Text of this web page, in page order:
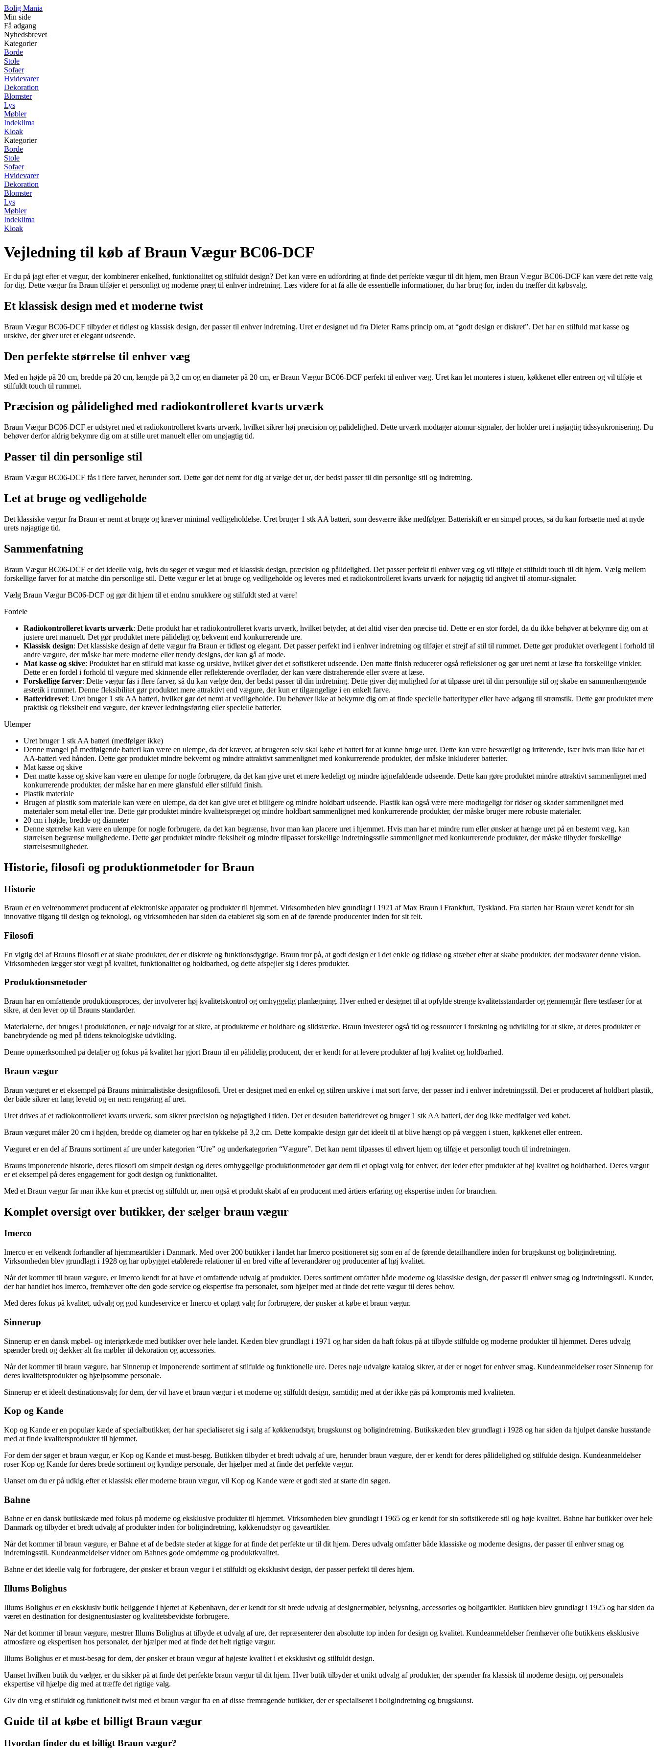
Bolig Mania
Min side
Få adgang
Nyhedsbrevet
Kategorier
Borde
Stole
Sofaer
Hvidevarer
Dekoration
Blomster
Lys
Møbler
Indeklima
Kloak
Kategorier
Borde
Stole
Sofaer
Hvidevarer
Dekoration
Blomster
Lys
Møbler
Indeklima
Kloak
Vejledning til køb af Braun Vægur BC06-DCF
Er du på jagt efter et vægur, der kombinerer enkelhed, funktionalitet og stilfuldt design? Det kan være en udfordring at finde det perfekte vægur til dit hjem, men Braun Vægur BC06-DCF kan være det rette valg
for dig. Dette vægur fra Braun tilføjer et personligt og moderne præg til enhver indretning. Læs videre for at få alle de essentielle informationer, du har brug for, inden du træffer dit købsvalg.
Et klassisk design med et moderne twist
Braun Vægur BC06-DCF tilbyder et tidløst og klassisk design, der passer til enhver indretning. Uret er designet ud fra Dieter Rams princip om, at “godt design er diskret”. Det har en stilfuld mat kasse og
urskive, der giver uret et elegant udseende.
Den perfekte størrelse til enhver væg
Med en højde på 20 cm, bredde på 20 cm, længde på 3,2 cm og en diameter på 20 cm, er Braun Vægur BC06-DCF perfekt til enhver væg. Uret kan let monteres i stuen, køkkenet eller entreen og vil tilføje et
stilfuldt touch til rummet.
Præcision og pålidelighed med radiokontrolleret kvarts urværk
Braun Vægur BC06-DCF er udstyret med et radiokontrolleret kvarts urværk, hvilket sikrer høj præcision og pålidelighed. Dette urværk modtager atomur-signaler, der holder uret i nøjagtig tidssynkronisering. Du
behøver derfor aldrig bekymre dig om at stille uret manuelt eller om unøjagtig tid.
Passer til din personlige stil
Braun Vægur BC06-DCF fås i flere farver, herunder sort. Dette gør det nemt for dig at vælge det ur, der bedst passer til din personlige stil og indretning.
Let at bruge og vedligeholde
Det klassiske vægur fra Braun er nemt at bruge og kræver minimal vedligeholdelse. Uret bruger 1 stk AA batteri, som desværre ikke medfølger. Batteriskift er en simpel proces, så du kan fortsætte med at nyde
urets nøjagtige tid.
Sammenfatning
Braun Vægur BC06-DCF er det ideelle valg, hvis du søger et vægur med et klassisk design, præcision og pålidelighed. Det passer perfekt til enhver væg og vil tilføje et stilfuldt touch til dit hjem. Vælg mellem
forskellige farver for at matche din personlige stil. Dette vægur er let at bruge og vedligeholde og leveres med et radiokontrolleret kvarts urværk for nøjagtig tid angivet til atomur-signaler.
Vælg Braun Vægur BC06-DCF og gør dit hjem til et endnu smukkere og stilfuldt sted at være!
Fordele
Radiokontrolleret kvarts urværk: Dette produkt har et radiokontrolleret kvarts urværk, hvilket betyder, at det altid viser den præcise tid. Dette er en stor fordel, da du ikke behøver at bekymre dig om at
justere uret manuelt. Det gør produktet mere pålideligt og bekvemt end konkurrerende ure.
Klassisk design: Det klassiske design af dette vægur fra Braun er tidløst og elegant. Det passer perfekt ind i enhver indretning og tilføjer et strejf af stil til rummet. Dette gør produktet overlegent i forhold til
andre vægure, der måske har mere moderne eller trendy designs, der kan gå af mode.
Mat kasse og skive: Produktet har en stilfuld mat kasse og urskive, hvilket giver det et sofistikeret udseende. Den matte finish reducerer også refleksioner og gør uret nemt at læse fra forskellige vinkler.
Dette er en fordel i forhold til vægure med skinnende eller reflekterende overflader, der kan være distraherende eller svære at læse.
Forskellige farver: Dette vægur fås i flere farver, så du kan vælge den, der bedst passer til din indretning. Dette giver dig mulighed for at tilpasse uret til din personlige stil og skabe en sammenhængende
æstetik i rummet. Denne fleksibilitet gør produktet mere attraktivt end vægure, der kun er tilgængelige i en enkelt farve.
Batteridrevet: Uret bruger 1 stk AA batteri, hvilket gør det nemt at vedligeholde. Du behøver ikke at bekymre dig om at finde specielle batterityper eller have adgang til strømstik. Dette gør produktet mere
praktisk og fleksibelt end vægure, der kræver ledningsføring eller specielle batterier.
Ulemper
Uret bruger 1 stk AA batteri (medfølger ikke)
Denne mangel på medfølgende batteri kan være en ulempe, da det kræver, at brugeren selv skal købe et batteri for at kunne bruge uret. Dette kan være besværligt og irriterende, især hvis man ikke har et
AA-batteri ved hånden. Dette gør produktet mindre bekvemt og mindre attraktivt sammenlignet med konkurrerende produkter, der måske inkluderer batterier.
Mat kasse og skive
Den matte kasse og skive kan være en ulempe for nogle forbrugere, da det kan give uret et mere kedeligt og mindre iøjnefaldende udseende. Dette kan gøre produktet mindre attraktivt sammenlignet med
konkurrerende produkter, der måske har en mere glansfuld eller stilfuld finish.
Plastik materiale
Brugen af plastik som materiale kan være en ulempe, da det kan give uret et billigere og mindre holdbart udseende. Plastik kan også være mere modtageligt for ridser og skader sammenlignet med
materialer som metal eller træ. Dette gør produktet mindre kvalitetspræget og mindre holdbart sammenlignet med konkurrerende produkter, der måske bruger mere robuste materialer.
20 cm i højde, bredde og diameter
Denne størrelse kan være en ulempe for nogle forbrugere, da det kan begrænse, hvor man kan placere uret i hjemmet. Hvis man har et mindre rum eller ønsker at hænge uret på en bestemt væg, kan
størrelsen begrænse mulighederne. Dette gør produktet mindre fleksibelt og mindre tilpasset forskellige indretningsstile sammenlignet med konkurrerende produkter, der måske tilbyder forskellige
størrelsesmuligheder.
Historie, filosofi og produktionmetoder for Braun
Historie
Braun er en velrenommeret producent af elektroniske apparater og produkter til hjemmet. Virksomheden blev grundlagt i 1921 af Max Braun i Frankfurt, Tyskland. Fra starten har Braun været kendt for sin
innovative tilgang til design og teknologi, og virksomheden har siden da etableret sig som en af de førende producenter inden for sit felt.
Filosofi
En vigtig del af Brauns filosofi er at skabe produkter, der er diskrete og funktionsdygtige. Braun tror på, at godt design er i det enkle og tidløse og stræber efter at skabe produkter, der modsvarer denne vision.
Virksomheden lægger stor vægt på kvalitet, funktionalitet og holdbarhed, og dette afspejler sig i deres produkter.
Produktionsmetoder
Braun har en omfattende produktionsproces, der involverer høj kvalitetskontrol og omhyggelig planlægning. Hver enhed er designet til at opfylde strenge kvalitetsstandarder og gennemgår flere testfaser for at
sikre, at den lever op til Brauns standarder.
Materialerne, der bruges i produktionen, er nøje udvalgt for at sikre, at produkterne er holdbare og slidstærke. Braun investerer også tid og ressourcer i forskning og udvikling for at sikre, at deres produkter er
banebrydende og med på tidens teknologiske udvikling.
Denne opmærksomhed på detaljer og fokus på kvalitet har gjort Braun til en pålidelig producent, der er kendt for at levere produkter af høj kvalitet og holdbarhed.
Braun vægur
Braun væguret er et eksempel på Brauns minimalistiske designfilosofi. Uret er designet med en enkel og stilren urskive i mat sort farve, der passer ind i enhver indretningsstil. Det er produceret af holdbart plastik,
der både sikrer en lang levetid og en nem rengøring af uret.
Uret drives af et radiokontrolleret kvarts urværk, som sikrer præcision og nøjagtighed i tiden. Det er desuden batteridrevet og bruger 1 stk AA batteri, der dog ikke medfølger ved købet.
Braun væguret måler 20 cm i højden, bredde og diameter og har en tykkelse på 3,2 cm. Dette kompakte design gør det ideelt til at blive hængt op på væggen i stuen, køkkenet eller entreen.
Væguret er en del af Brauns sortiment af ure under kategorien “Ure” og underkategorien “Vægure”. Det kan nemt tilpasses til ethvert hjem og tilføje et personligt touch til indretningen.
Brauns imponerende historie, deres filosofi om simpelt design og deres omhyggelige produktionmetoder gør dem til et oplagt valg for enhver, der leder efter produkter af høj kvalitet og holdbarhed. Deres vægur
er et eksempel på deres engagement for godt design og funktionalitet.
Med et Braun vægur får man ikke kun et præcist og stilfuldt ur, men også et produkt skabt af en producent med årtiers erfaring og ekspertise inden for branchen.
Komplet oversigt over butikker, der sælger braun vægur
Imerco
Imerco er en velkendt forhandler af hjemmeartikler i Danmark. Med over 200 butikker i landet har Imerco positioneret sig som en af de førende detailhandlere inden for brugskunst og boligindretning.
Virksomheden blev grundlagt i 1928 og har opbygget etablerede relationer til en bred vifte af leverandører og producenter af høj kvalitet.
Når det kommer til braun vægure, er Imerco kendt for at have et omfattende udvalg af produkter. Deres sortiment omfatter både moderne og klassiske design, der passer til enhver smag og indretningsstil. Kunder,
der har handlet hos Imerco, fremhæver ofte den gode service og ekspertise fra personalet, som hjælper med at finde det rette vægur til deres behov.
Med deres fokus på kvalitet, udvalg og god kundeservice er Imerco et oplagt valg for forbrugere, der ønsker at købe et braun vægur.
Sinnerup
Sinnerup er en dansk møbel- og interiørkæde med butikker over hele landet. Kæden blev grundlagt i 1971 og har siden da haft fokus på at tilbyde stilfulde og moderne produkter til hjemmet. Deres udvalg
spænder bredt og dækker alt fra møbler til dekoration og accessories.
Når det kommer til braun vægure, har Sinnerup et imponerende sortiment af stilfulde og funktionelle ure. Deres nøje udvalgte katalog sikrer, at der er noget for enhver smag. Kundeanmeldelser roser Sinnerup for
deres kvalitetsprodukter og hjælpsomme personale.
Sinnerup er et ideelt destinationsvalg for dem, der vil have et braun vægur i et moderne og stilfuldt design, samtidig med at der ikke gås på kompromis med kvaliteten.
Kop og Kande
Kop og Kande er en populær kæde af specialbutikker, der har specialiseret sig i salg af køkkenudstyr, brugskunst og boligindretning. Butikskæden blev grundlagt i 1928 og har siden da hjulpet danske husstande
med at finde kvalitetsprodukter til hjemmet.
For dem der søger et braun vægur, er Kop og Kande et must-besøg. Butikken tilbyder et bredt udvalg af ure, herunder braun vægure, der er kendt for deres pålidelighed og stilfulde design. Kundeanmeldelser
roser Kop og Kande for deres brede sortiment og kyndige personale, der hjælper med at finde det perfekte vægur.
Uanset om du er på udkig efter et klassisk eller moderne braun vægur, vil Kop og Kande være et godt sted at starte din søgen.
Bahne
Bahne er en dansk butikskæde med fokus på moderne og eksklusive produkter til hjemmet. Virksomheden blev grundlagt i 1965 og er kendt for sin sofistikerede stil og høje kvalitet. Bahne har butikker over hele
Danmark og tilbyder et bredt udvalg af produkter inden for boligindretning, køkkenudstyr og gaveartikler.
Når det kommer til braun vægure, er Bahne et af de bedste steder at kigge for at finde det perfekte ur til dit hjem. Deres udvalg omfatter både klassiske og moderne designs, der passer til enhver smag og
indretningsstil. Kundeanmeldelser vidner om Bahnes gode omdømme og produktkvalitet.
Bahne er det ideelle valg for forbrugere, der ønsker et braun vægur i et stilfuldt og eksklusivt design, der passer perfekt til deres hjem.
Illums Bolighus
Illums Bolighus er en eksklusiv butik beliggende i hjertet af København, der er kendt for sit brede udvalg af designermøbler, belysning, accessories og boligartikler. Butikken blev grundlagt i 1925 og har siden da
været en destination for designentusiaster og kvalitetsbevidste forbrugere.
Når det kommer til braun vægure, mestrer Illums Bolighus at tilbyde et udvalg af ure, der repræsenterer den absolutte top inden for design og kvalitet. Kundeanmeldelser fremhæver ofte butikkens eksklusive
atmosfære og ekspertisen hos personalet, der hjælper med at finde det helt rigtige vægur.
Illums Bolighus er et must-besøg for dem, der ønsker et braun vægur af højeste kvalitet i et eksklusivt og stilfuldt design.
Uanset hvilken butik du vælger, er du sikker på at finde det perfekte braun vægur til dit hjem. Hver butik tilbyder et unikt udvalg af produkter, der spænder fra klassisk til moderne design, og personalets
ekspertise vil hjælpe dig med at træffe det rigtige valg.
Giv din væg et stilfuldt og funktionelt twist med et braun vægur fra en af disse fremragende butikker, der er specialiseret i boligindretning og brugskunst.
Guide til at købe et billigt Braun vægur
Hvordan finder du et billigt Braun vægur?